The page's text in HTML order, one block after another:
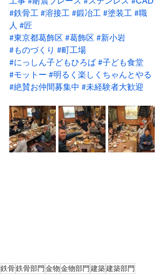
#鉄骨工 #溶接工 #鍛冶工 #塗装工 #職
人 #匠
#東京都葛飾区 #葛飾区 #新小岩
#ものづくり #町工場
#にっしん子どもひろば #子ども食堂
#モットー #明るく楽しくちゃんとやる
#絶賛お仲間募集中 #未経験者大歓迎
鉄骨鉄骨部門 金物金物部門 建築建築部門